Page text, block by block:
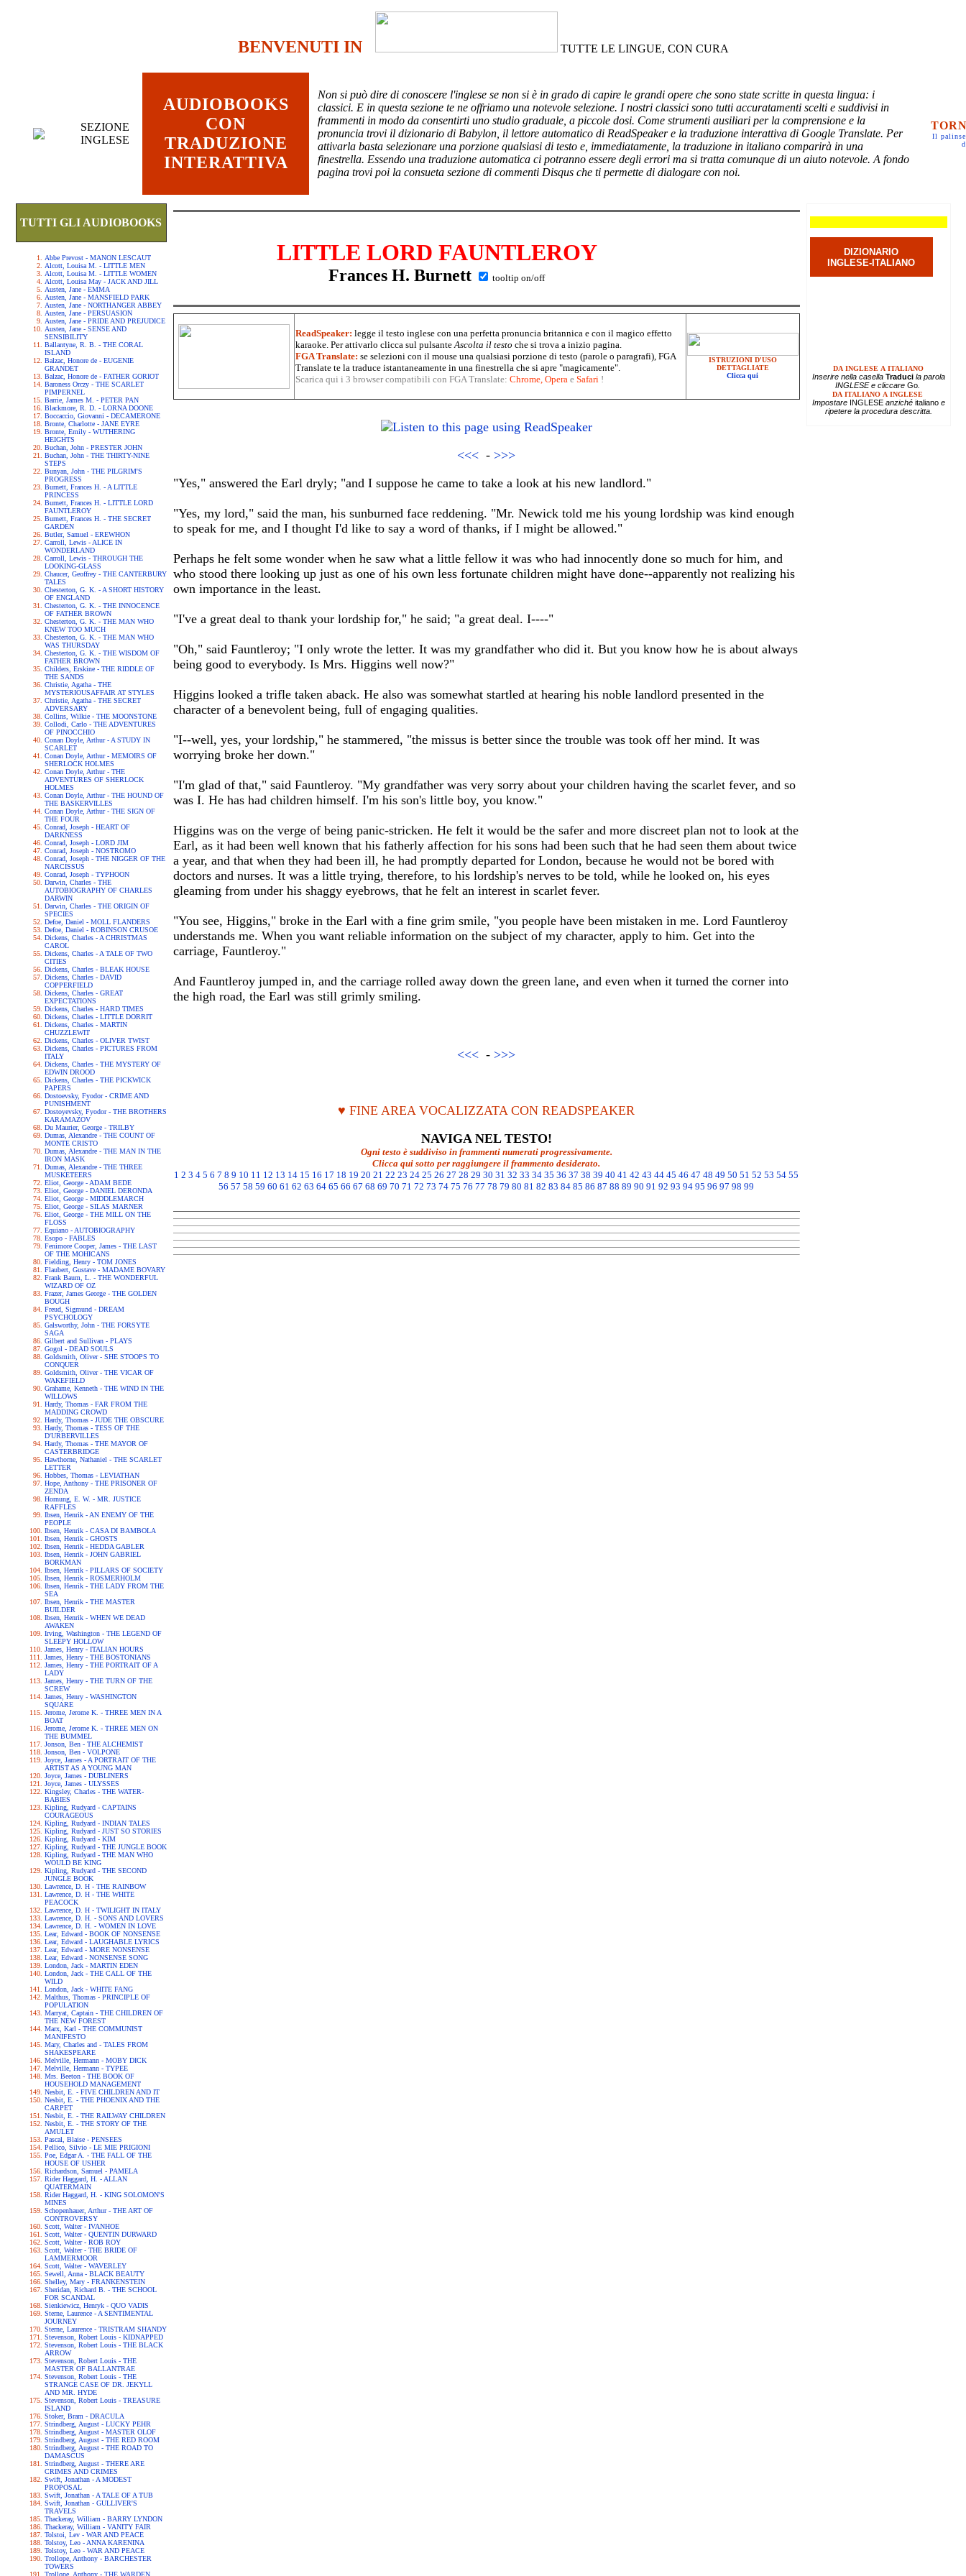
BENVENUTI IN TUTTE LE LINGUE, CON CURA
SEZIONE
INGLESE
AUDIOBOOKS
CON
TRADUZIONE
INTERATTIVA
Non si può dire di conoscere l'inglese se non si è in grado di capire le grandi opere che sono state scritte in questa lingua: i
classici. E in questa sezione te ne offriamo una notevole selezione. I nostri classici sono tutti accuratamenti scelti e suddivisi in
frammenti in modo da consentirti uno studio graduale, a piccole dosi. Come strumenti ausiliari per la comprensione e la
pronuncia trovi il dizionario di Babylon, il lettore automatico di ReadSpeaker e la traduzione interattiva di Google Translate. Per
attivarla basta selezionare una porzione qualsiasi di testo e, immediatamente, la traduzione in italiano comparirà in una
finestrella. Essendo una traduzione automatica ci potranno essere degli errori ma si tratta comunque di un aiuto notevole. A fondo
pagina trovi poi la consueta sezione di commenti Disqus che ti permette di dialogare con noi.
Il
TUTTI GLI AUDIOBOOKS
Abbe Prevost - MANON LESCAUT
Alcott, Louisa M. - LITTLE MEN
Alcott, Louisa M. - LITTLE WOMEN
Alcott, Louisa May - JACK AND JILL
Austen, Jane - EMMA
Austen, Jane - MANSFIELD PARK
Austen, Jane - NORTHANGER ABBEY
Austen, Jane - PERSUASION
Austen, Jane - PRIDE AND PREJUDICE
Austen, Jane - SENSE AND
SENSIBILITY
Ballantyne, R. B. - THE CORAL
ISLAND
Balzac, Honore de - EUGENIE
GRANDET
Balzac, Honore de - FATHER GORIOT
Baroness Orczy - THE SCARLET
PIMPERNEL
Barrie, James M. - PETER PAN
Blackmore, R. D. - LORNA DOONE
Boccaccio, Giovanni - DECAMERONE
Bronte, Charlotte - JANE EYRE
Bronte, Emily - WUTHERING
HEIGHTS
Buchan, John - PRESTER JOHN
Buchan, John - THE THIRTY-NINE
STEPS
Bunyan, John - THE PILGRIM'S
PROGRESS
Burnett, Frances H. - A LITTLE
PRINCESS
Burnett, Frances H. - LITTLE LORD
FAUNTLEROY
Burnett, Frances H. - THE SECRET
GARDEN
Butler, Samuel - EREWHON
Carroll, Lewis - ALICE IN
WONDERLAND
Carroll, Lewis - THROUGH THE
LOOKING-GLASS
Chaucer, Geoffrey - THE CANTERBURY
TALES
Chesterton, G. K. - A SHORT HISTORY
OF ENGLAND
Chesterton, G. K. - THE INNOCENCE
OF FATHER BROWN
Chesterton, G. K. - THE MAN WHO
KNEW TOO MUCH
Chesterton, G. K. - THE MAN WHO
WAS THURSDAY
Chesterton, G. K. - THE WISDOM OF
FATHER BROWN
Childers, Erskine - THE RIDDLE OF
THE SANDS
Christie, Agatha - THE
MYSTERIOUSAFFAIR AT STYLES
Christie, Agatha - THE SECRET
ADVERSARY
Collins, Wilkie - THE MOONSTONE
Collodi, Carlo - THE ADVENTURES
OF PINOCCHIO
Conan Doyle, Arthur - A STUDY IN
SCARLET
Conan Doyle, Arthur - MEMOIRS OF
SHERLOCK HOLMES
Conan Doyle, Arthur - THE
ADVENTURES OF SHERLOCK
HOLMES
Conan Doyle, Arthur - THE HOUND OF
THE BASKERVILLES
Conan Doyle, Arthur - THE SIGN OF
THE FOUR
Conrad, Joseph - HEART OF
DARKNESS
Conrad, Joseph - LORD JIM
Conrad, Joseph - NOSTROMO
Conrad, Joseph - THE NIGGER OF THE
NARCISSUS
Conrad, Joseph - TYPHOON
Darwin, Charles - THE
AUTOBIOGRAPHY OF CHARLES
DARWIN
Darwin, Charles - THE ORIGIN OF
SPECIES
Defoe, Daniel - MOLL FLANDERS
Defoe, Daniel - ROBINSON CRUSOE
Dickens, Charles - A CHRISTMAS
CAROL
Dickens, Charles - A TALE OF TWO
CITIES
Dickens, Charles - BLEAK HOUSE
Dickens, Charles - DAVID
COPPERFIELD
Dickens, Charles - GREAT
EXPECTATIONS
Dickens, Charles - HARD TIMES
Dickens, Charles - LITTLE DORRIT
Dickens, Charles - MARTIN
CHUZZLEWIT
Dickens, Charles - OLIVER TWIST
Dickens, Charles - PICTURES FROM
ITALY
Dickens, Charles - THE MYSTERY OF
EDWIN DROOD
Dickens, Charles - THE PICKWICK
PAPERS
Dostoevsky, Fyodor - CRIME AND
PUNISHMENT
Dostoyevsky, Fyodor - THE BROTHERS
KARAMAZOV
Du Maurier, George - TRILBY
Dumas, Alexandre - THE COUNT OF
MONTE CRISTO
Dumas, Alexandre - THE MAN IN THE
IRON MASK
Dumas, Alexandre - THE THREE
MUSKETEERS
Eliot, George - ADAM BEDE
Eliot, George - DANIEL DERONDA
Eliot, George - MIDDLEMARCH
Eliot, George - SILAS MARNER
Eliot, George - THE MILL ON THE
FLOSS
Equiano - AUTOBIOGRAPHY
Esopo - FABLES
Fenimore Cooper, James - THE LAST
OF THE MOHICANS
Fielding, Henry - TOM JONES
Flaubert, Gustave - MADAME BOVARY
Frank Baum, L. - THE WONDERFUL
WIZARD OF OZ
Frazer, James George - THE GOLDEN
BOUGH
Freud, Sigmund - DREAM
PSYCHOLOGY
Galsworthy, John - THE FORSYTE
SAGA
Gilbert and Sullivan - PLAYS
Gogol - DEAD SOULS
Goldsmith, Oliver - SHE STOOPS TO
CONQUER
Goldsmith, Oliver - THE VICAR OF
WAKEFIELD
Grahame, Kenneth - THE WIND IN THE
WILLOWS
Hardy, Thomas - FAR FROM THE
MADDING CROWD
Hardy, Thomas - JUDE THE OBSCURE
Hardy, Thomas - TESS OF THE
D'URBERVILLES
Hardy, Thomas - THE MAYOR OF
CASTERBRIDGE
Hawthorne, Nathaniel - THE SCARLET
LETTER
Hobbes, Thomas - LEVIATHAN
Hope, Anthony - THE PRISONER OF
ZENDA
Hornung, E. W. - MR. JUSTICE
RAFFLES
Ibsen, Henrik - AN ENEMY OF THE
PEOPLE
Ibsen, Henrik - CASA DI BAMBOLA
Ibsen, Henrik - GHOSTS
Ibsen, Henrik - HEDDA GABLER
Ibsen, Henrik - JOHN GABRIEL
BORKMAN
Ibsen, Henrik - PILLARS OF SOCIETY
Ibsen, Henrik - ROSMERHOLM
Ibsen, Henrik - THE LADY FROM THE
SEA
Ibsen, Henrik - THE MASTER
BUILDER
Ibsen, Henrik - WHEN WE DEAD
AWAKEN
Irving, Washington - THE LEGEND OF
SLEEPY HOLLOW
James, Henry - ITALIAN HOURS
James, Henry - THE BOSTONIANS
James, Henry - THE PORTRAIT OF A
LADY
James, Henry - THE TURN OF THE
SCREW
James, Henry - WASHINGTON
SQUARE
Jerome, Jerome K. - THREE MEN IN A
BOAT
Jerome, Jerome K. - THREE MEN ON
THE BUMMEL
Jonson, Ben - THE ALCHEMIST
Jonson, Ben - VOLPONE
Joyce, James - A PORTRAIT OF THE
ARTIST AS A YOUNG MAN
Joyce, James - DUBLINERS
Joyce, James - ULYSSES
Kingsley, Charles - THE WATER-
BABIES
Kipling, Rudyard - CAPTAINS
COURAGEOUS
Kipling, Rudyard - INDIAN TALES
Kipling, Rudyard - JUST SO STORIES
Kipling, Rudyard - KIM
Kipling, Rudyard - THE JUNGLE BOOK
Kipling, Rudyard - THE MAN WHO
WOULD BE KING
Kipling, Rudyard - THE SECOND
JUNGLE BOOK
Lawrence, D. H - THE RAINBOW
Lawrence, D. H - THE WHITE
PEACOCK
Lawrence, D. H - TWILIGHT IN ITALY
Lawrence, D. H. - SONS AND LOVERS
Lawrence, D. H. - WOMEN IN LOVE
Lear, Edward - BOOK OF NONSENSE
Lear, Edward - LAUGHABLE LYRICS
Lear, Edward - MORE NONSENSE
Lear, Edward - NONSENSE SONG
London, Jack - MARTIN EDEN
London, Jack - THE CALL OF THE
WILD
London, Jack - WHITE FANG
Malthus, Thomas - PRINCIPLE OF
POPULATION
Marryat, Captain - THE CHILDREN OF
THE NEW FOREST
Marx, Karl - THE COMMUNIST
MANIFESTO
Mary, Charles and - TALES FROM
SHAKESPEARE
Melville, Hermann - MOBY DICK
Melville, Hermann - TYPEE
Mrs. Beeton - THE BOOK OF
HOUSEHOLD MANAGEMENT
Nesbit, E. - FIVE CHILDREN AND IT
Nesbit, E. - THE PHOENIX AND THE
CARPET
Nesbit, E. - THE RAILWAY CHILDREN
Nesbit, E. - THE STORY OF THE
AMULET
Pascal, Blaise - PENSEES
Pellico, Silvio - LE MIE PRIGIONI
Poe, Edgar A. - THE FALL OF THE
HOUSE OF USHER
Richardson, Samuel - PAMELA
Rider Haggard, H. - ALLAN
QUATERMAIN
Rider Haggard, H. - KING SOLOMON'S
MINES
Schopenhauer, Arthur - THE ART OF
CONTROVERSY
Scott, Walter - IVANHOE
Scott, Walter - QUENTIN DURWARD
Scott, Walter - ROB ROY
Scott, Walter - THE BRIDE OF
LAMMERMOOR
Scott, Walter - WAVERLEY
Sewell, Anna - BLACK BEAUTY
Shelley, Mary - FRANKENSTEIN
Sheridan, Richard B. - THE SCHOOL
FOR SCANDAL
Sienkiewicz, Henryk - QUO VADIS
Sterne, Laurence - A SENTIMENTAL
JOURNEY
Sterne, Laurence - TRISTRAM SHANDY
Stevenson, Robert Louis - KIDNAPPED
Stevenson, Robert Louis - THE BLACK
ARROW
Stevenson, Robert Louis - THE
MASTER OF BALLANTRAE
Stevenson, Robert Louis - THE
STRANGE CASE OF DR. JEKYLL
AND MR. HYDE
Stevenson, Robert Louis - TREASURE
ISLAND
Stoker, Bram - DRACULA
Strindberg, August - LUCKY PEHR
Strindberg, August - MASTER OLOF
Strindberg, August - THE RED ROOM
Strindberg, August - THE ROAD TO
DAMASCUS
Strindberg, August - THERE ARE
CRIMES AND CRIMES
Swift, Jonathan - A MODEST
PROPOSAL
Swift, Jonathan - A TALE OF A TUB
Swift, Jonathan - GULLIVER'S
TRAVELS
Thackeray, William - BARRY LYNDON
Thackeray, William - VANITY FAIR
Tolstoi, Lev - WAR AND PEACE
Tolstoy, Leo - ANNA KARENINA
Tolstoy, Leo - WAR AND PEACE
Trollope, Anthony - BARCHESTER
TOWERS
Trollope, Anthony - THE WARDEN
LITTLE LORD FAUNTLEROY
Frances H. Burnett tooltip on/off
ReadSpeaker: legge il testo inglese con una perfetta pronuncia britannica e con il magico effetto
karaoke. Per attivarlo clicca sul pulsanteAscolta il testo che si trova a inizio pagina.
FGA Translate: se selezioni con il mouse una qualsiasi porzione di testo (parole o paragrafi), FGA
Translate te la traduce istantaneamente in una finestrella che si apre "magicamente".
Scarica qui i 3 browser compatibili con FGA Translate: Chrome, Operae Safari !
ISTRUZIONI D'USO
DETTAGLIATE
Clicca qui
<<< - >>>
"Yes," answered the Earl dryly; "and I suppose he came to take a look at his new landlord."
"Yes, my lord," said the man, his sunburned face reddening. "Mr. Newick told me his young lordship was kind enough
to speak for me, and I thought I'd like to say a word of thanks, if I might be allowed."
Perhaps he felt some wonder when he saw what a little fellow it was who had innocently done so much for him, and
who stood there looking up just as one of his own less fortunate children might have done--apparently not realizing his
own importance in the least.
"I've a great deal to thank your lordship for," he said; "a great deal. I----"
"Oh," said Fauntleroy; "I only wrote the letter. It was my grandfather who did it. But you know how he is about always
being good to everybody. Is Mrs. Higgins well now?"
Higgins looked a trifle taken aback. He also was somewhat startled at hearing his noble landlord presented in the
character of a benevolent being, full of engaging qualities.
"I--well, yes, your lordship," he stammered, "the missus is better since the trouble was took off her mind. It was
worrying broke her down."
"I'm glad of that," said Fauntleroy. "My grandfather was very sorry about your children having the scarlet fever, and so
was I. He has had children himself. I'm his son's little boy, you know."
Higgins was on the verge of being panic-stricken. He felt it would be the safer and more discreet plan not to look at the
Earl, as it had been well known that his fatherly affection for his sons had been such that he had seen them about twice
a year, and that when they had been ill, he had promptly departed for London, because he would not be bored with
doctors and nurses. It was a little trying, therefore, to his lordship's nerves to be told, while he looked on, his eyes
gleaming from under his shaggy eyebrows, that he felt an interest in scarlet fever.
"You see, Higgins," broke in the Earl with a fine grim smile, "you people have been mistaken in me. Lord Fauntleroy
understands me. When you want reliable information on the subject of my character, apply to him. Get into the
carriage, Fauntleroy."
And Fauntleroy jumped in, and the carriage rolled away down the green lane, and even when it turned the corner into
the high road, the Earl was still grimly smiling.
<<< - >>>
♥ FINE AREA VOCALIZZATA CON READSPEAKER
NAVIGA NEL TESTO!
Ogni testo è suddiviso in frammenti numerati progressivamente.
Clicca qui sotto per raggiungere il frammento desiderato.
1 2 3 4 5 6 7 8 9 10 11 12 13 14 15 16 17 18 19 20 21 22 23 24 25 26 27 28 29 30 31 32 33 34 35 36 37 38 39 40 41 42 43 44 45 46 47 48 49 50 51 52 53 54 55
56 57 58 59 60 61 62 63 64 65 66 67 68 69 70 71 72 73 74 75 76 77 78 79 80 81 82 83 84 85 86 87 88 89 90 91 92 93 94 95 96 97 98 99
DIZIONARIO
INGLESE-ITALIANO
DA INGLESE A ITALIANO
Inserire nella casella Traducila parola
INGLESE e cliccare Go.
DA ITALIANO A INGLESE
Impostare INGLESEanziché italianoe
ripetere la procedura descritta.